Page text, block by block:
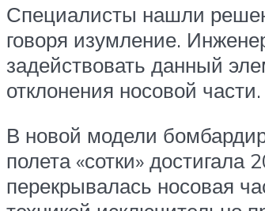
Специалисты нашли
говоря изумление.
задействовать данный
отклонения носовой части.
В новой модели
полета «сотки»
перекрывалась носовая